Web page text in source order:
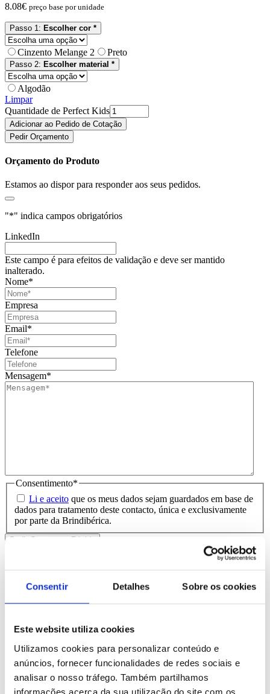
Consentir Detalhes Sobre os cookies
Este website utiliza cookies
Utilizamos cookies para personalizar conteúdo e
anúncios, fornecer funcionalidades de redes sociais e
analisar o nosso tráfego. Também partilhamos
informações acerca da sua utilização do site com os
8.08€ preço base por unidade
Passo 1: Escolher cor *
Cinzento Melange 2 Preto
Passo 2: Escolher material *
Algodão
Limpar
Quantidade de Perfect Kids
Adicionar ao Pedido de Cotação
Pedir Orçamento
Orçamento do Produto
Estamos ao dispor para responder aos seus pedidos.
"*" indica campos obrigatórios
LinkedIn
Este campo é para efeitos de validação e deve ser mantido
inalterado.
Nome*
Empresa
Email*
Telefone
Mensagem*
Consentimento*
Li e aceito que os meus dados sejam guardados em base de
dados para tratamento deste contacto, única e exclusivamente
por parte da Brindibérica.
Airline
REF. BI-PS-92132
desde 1.35 €